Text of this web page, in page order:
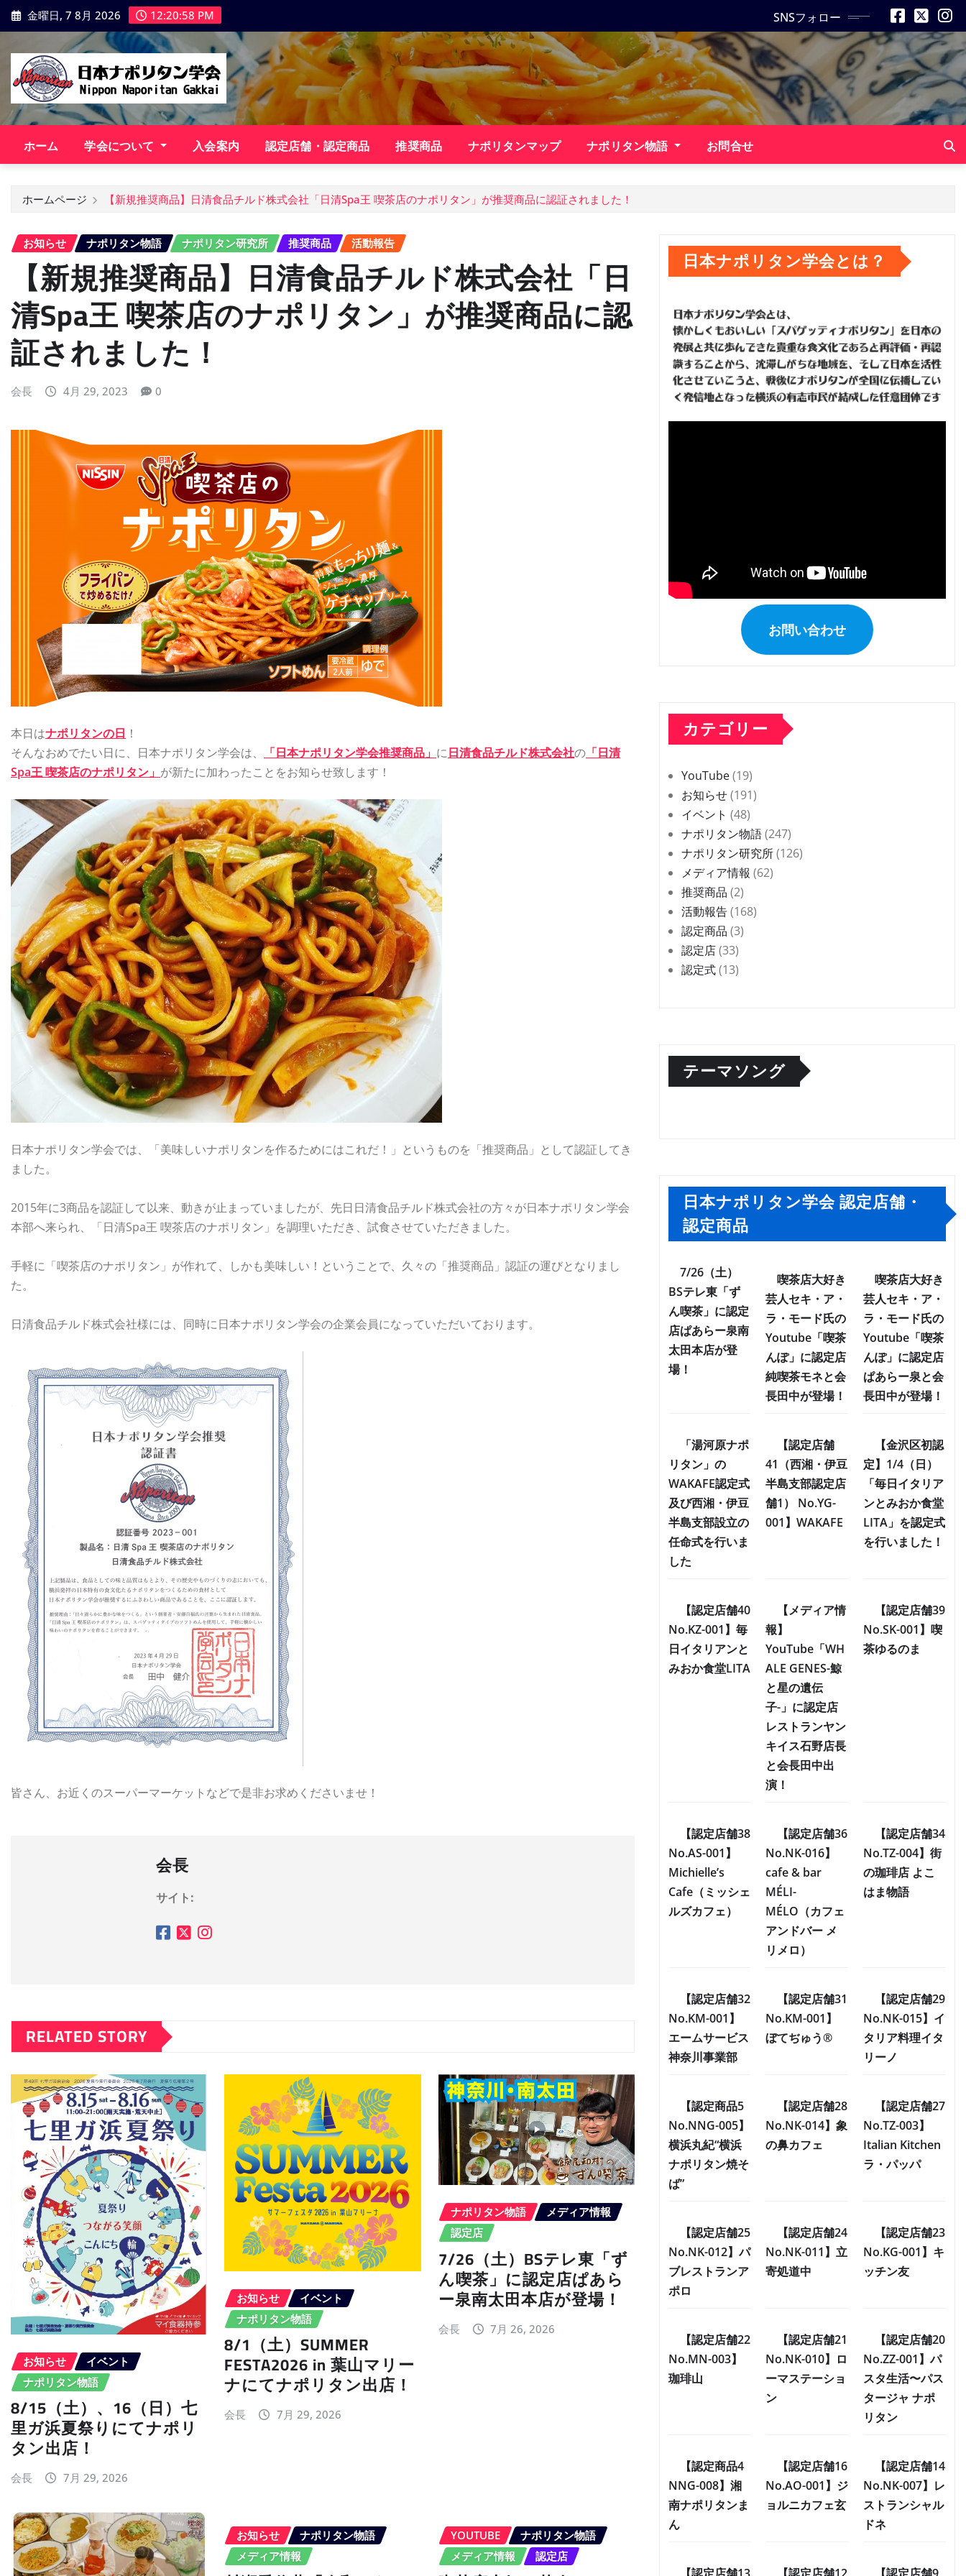
ン
ス
ッ
金曜日, 7 8月 2026 12:20:59 PM SNSフォロー
ホーム 学会について 入会案内 認定店舗・認定商品 推奨商品 ナポリタンマップ ナポリタン物語 お問合せ
ホームページ 【新規推奨商品】日清食品チルド株式会社「日清Spa王 喫茶店のナポリタン」が推奨商品に認証されました！
お知らせ ナポリタン物語 ナポリタン研究所 推奨商品 活動報告
【新規推奨商品】日清食品チルド株式会社「日
清Spa王 喫茶店のナポリタン」が推奨商品に認
証されました！
会長 4月 29, 2023 0
本日はナポリタンの日 ！
そんなおめでたい日に、日本ナポリタン学会は、
「日本ナポリタン学会推奨商品」 に日清食品チルド株式会社の 「日清
Spa王 喫茶店のナポリタン」 が新たに加わったことをお知らせ致します！
日本ナポリタン学会では、「美味しいナポリタンを作るためにはこれだ！」というものを「推奨商品」として認証してき
ました。
2015年に3商品を認証して以来、動きが止まっていましたが、先日日清食品チルド株式会社の方々が日本ナポリタン学会
本部へ来られ、「日清Spa王 喫茶店のナポリタン」を調理いただき、試食させていただきました。
手軽に「喫茶店のナポリタン」が作れて、しかも美味しい！ということで、久々の「推奨商品」認証の運びとなりまし
た。
日清食品チルド株式会社様には、同時に日本ナポリタン学会の企業会員になっていただいております。
皆さん、お近くのスーパーマーケットなどで是非お求めくださいませ！
会長
サイト:
RELATED STORY
お知らせ
イベント
ナポリタン物語
8/15（土）、16（日）七
里ガ浜夏祭りにてナポリ
タン出店！
会長 7月 29, 2026
お知らせ
イベント
ナポリタン物語
8/1（土）SUMMER
FESTA2026 in 葉山マリー
ナにてナポリタン出店！
会長 7月 29, 2026
ナポリタン物語
メディア情報
認定店
7/26（土）BSテレ東「ず
ん喫茶」に認定店ぱあら
ー泉南太田本店が登場！
会長 7月 26, 2026
お知らせ
ナポリタン物語
メディア情報
YOUTUBE
ナポリタン物語
メディア情報
認定店
日本ナポリタン学会とは？
お問い合わせ
カテゴリー
YouTube(19)
お知らせ(191)
イベント (48)
ナポリタン物語(247)
ナポリタン研究所(126)
メディア情報 (62)
推奨商品 (2)
活動報告(168)
認定商品 (3)
認定店(33)
認定式(13)
テーマソング
日本ナポリタン学会 認定店舗・
認定商品
7/26（土）
BSテレ東「ず
ん喫茶」に認定
店ぱあらー泉南
太田本店が登
場！
喫茶店大好き
芸人セキ・ア・
ラ・モード氏の
Youtube「喫茶
んぽ」に認定店
純喫茶モネと会
長田中が登場！
喫茶店大好き
芸人セキ・ア・
ラ・モード氏の
Youtube「喫茶
んぽ」に認定店
ぱあらー泉と会
長田中が登場！
「湯河原ナポ
リタン」の
WAKAFE認定式
及び西湘・伊豆
半島支部設立の
任命式を行いま
した
【認定店舗
41（西湘・伊豆
半島支部認定店
舗1） No.YG-
001】WAKAFE
【金沢区初認
定】1/4（日）
「毎日イタリア
ンとみおか食堂
LITA」を認定式
を行いました！
【認定店舗40
No.KZ-001】毎
日イタリアンと
みおか食堂LITA
【メディア情
報】
YouTube「WH
ALE GENES-鯨
と星の遺伝
子-」に認定店
レストランヤン
キイス石野店長
と会長田中出
演！
【認定店舗39
No.SK-001】喫
茶ゆるのま
【認定店舗38
No.AS-001】
Michielle’s
Cafe（ミッシェ
ルズカフェ）
【認定店舗36
No.NK-016】
cafe & bar
MÉLI-
MÉLO（カフェ
アンドバー メ
リメロ）
【認定店舗34
No.TZ-004】街
の珈琲店 よこ
はま物語
【認定店舗32
No.KM-001】
エームサービス
神奈川事業部
【認定店舗31
No.KM-001】
ぼてぢゅう®
【認定店舗29
No.NK-015】イ
タリア料理イタ
リーノ
【認定商品5
No.NNG-005】
横浜丸紀“横浜
ナポリタン焼そ
ば”
【認定店舗28
No.NK-014】象
の鼻カフェ
【認定店舗27
No.TZ-003】
Italian Kitchen
ラ・パッパ
【認定店舗25
No.NK-012】パ
ブレストランア
ポロ
【認定店舗24
No.NK-011】立
寄処道中
【認定店舗23
No.KG-001】キ
ッチン友
【認定店舗22
No.MN-003】
珈琲山
【認定店舗21
No.NK-010】ロ
ーマステーショ
ン
【認定店舗20
No.ZZ-001】パ
スタ生活〜パス
タージャ ナポ
リタン
【認定商品4
NNG-008】湘
南ナポリタンま
ん
【認定店舗16
No.AO-001】ジ
ョルニカフェ玄
【認定店舗14
No.NK-007】レ
ストランシャル
ドネ
【認定店舗13 【認定店舗12 【認定店舗9